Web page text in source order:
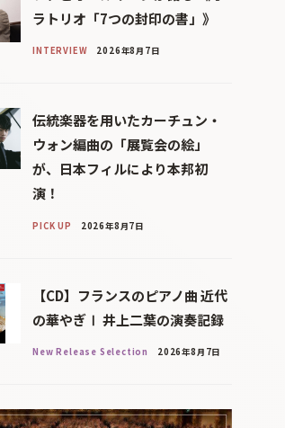
ラトリオ「7つの封印の書」》
INTERVIEW 2026年8月7日
伝統楽器を用いたカーチュン・
ウォン編曲の「展覧会の絵」
が、日本フィルにより本邦初
演！
PICK UP 2026年8月7日
【CD】フランスのピアノ曲 近代
の華やぎⅠ 井上二葉の演奏記録
New Release Selection 2026年8月7日